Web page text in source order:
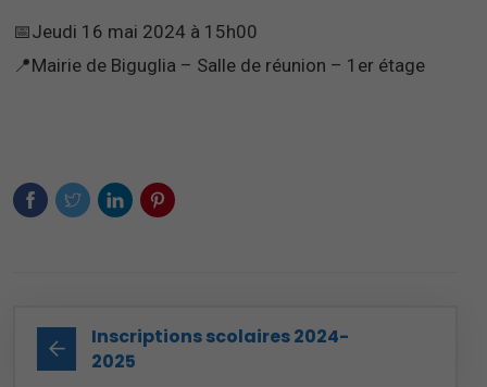
📅Jeudi 16 mai 2024 à 15h00
📍Mairie de Biguglia – Salle de réunion – 1er étage
Inscriptions scolaires 2024-
2025